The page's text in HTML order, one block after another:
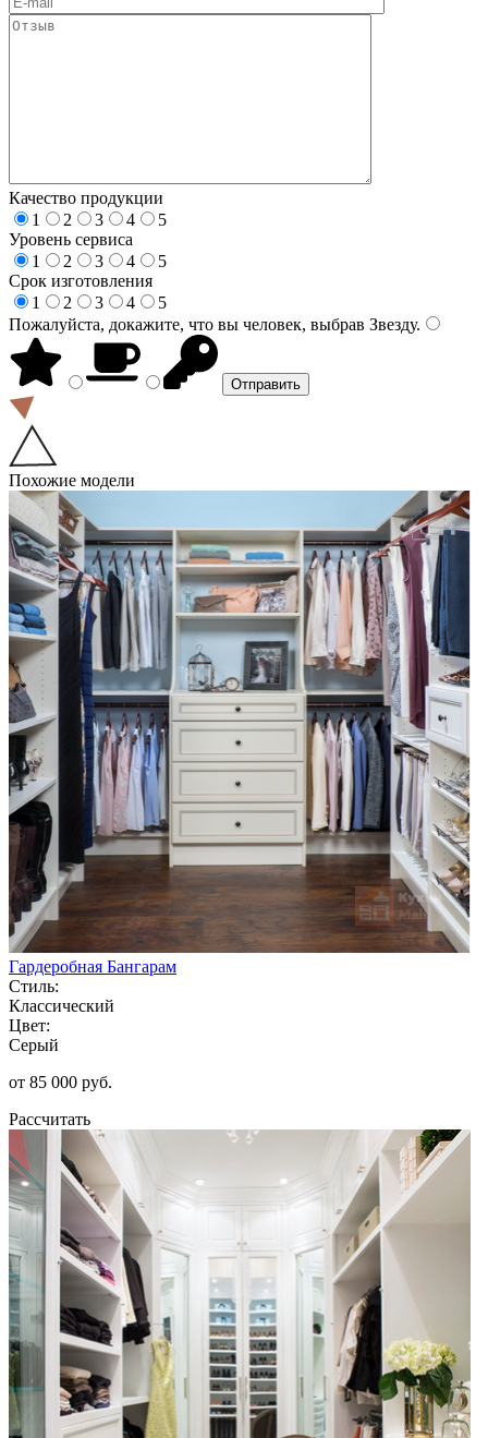
Качество продукции
1
2 3 4
5
Уровень сервиса
1
2 3 4
5
Срок изготовления
1
2 3 4
5
Пожалуйста, докажите, что вы человек, выбрав Звезду.
Похожие модели
Гардеробная Бангарам
Стиль:
Классический
Цвет:
Серый
от 85 000 руб.
Рассчитать